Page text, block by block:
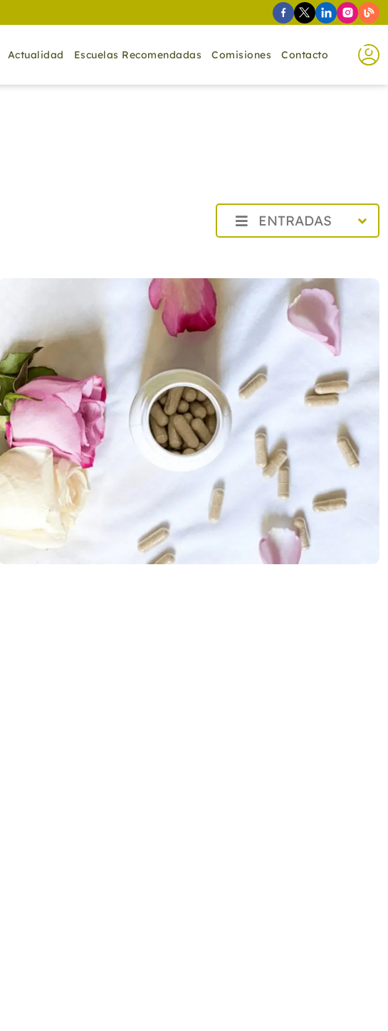
Actualidad Escuelas Recomendadas Comisiones Contacto
ENTRADAS
2025
Diciembre
Noviembre
Octubre
Septiembre
Agosto
Julio
Junio
Mayo
Abril
Marzo
Infertilidad y homeopatía
¿Cómo mejora el pilates tu postura
corporal?
Mareos y Osteopatía
Dietas restrictivas: antienvejecimiento
y prevención de enfermedades
Inmunonutrientes e